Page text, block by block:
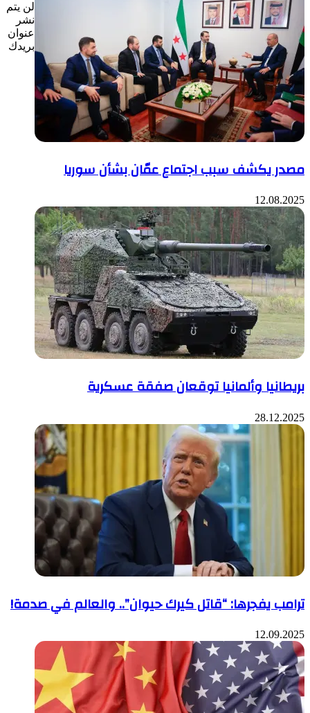
مصدر يكشف سبب اجتماع عمّان بشأن سوريا
12.08.2025
بريطانيا وألمانيا توقعان صفقة عسكرية
28.12.2025
ترامب يفجرها: “قاتل كيرك حيوان”.. والعالم في صدمة!
12.09.2025
لن يتم
نشر
عنوان
بريدك